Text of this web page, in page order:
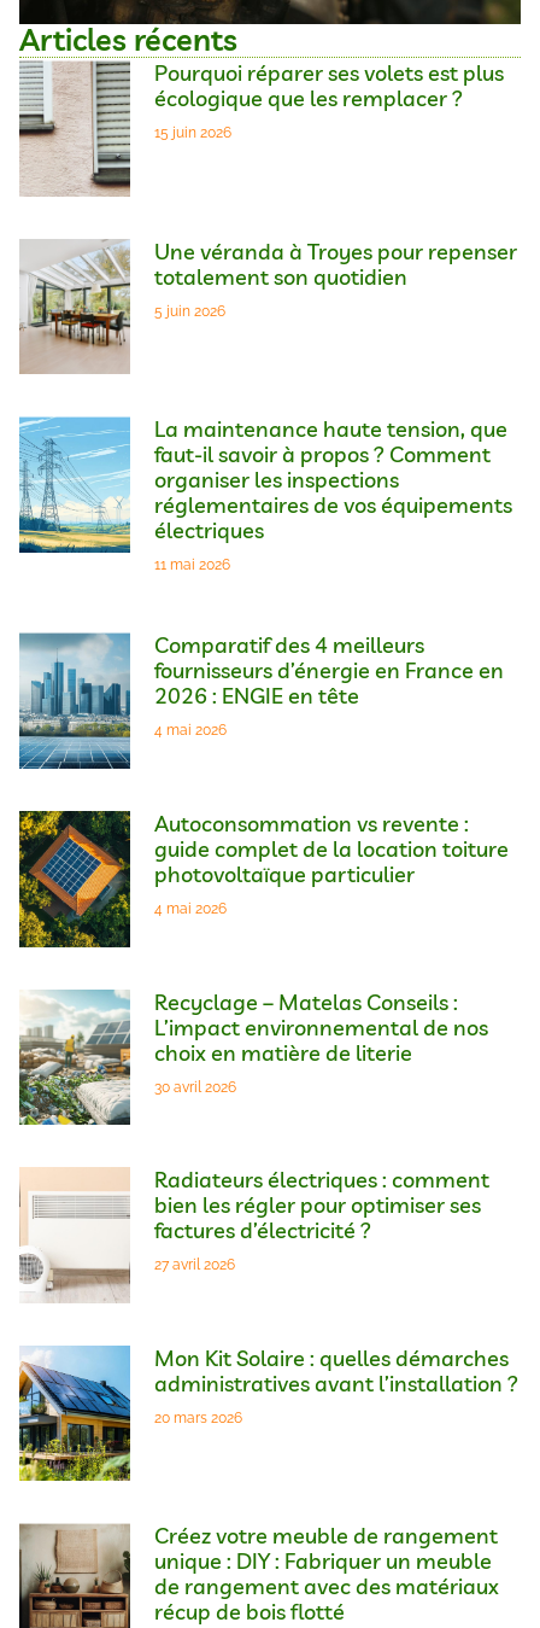
Articles récents
Pourquoi réparer ses volets est plus
écologique que les remplacer ?
15 juin 2026
Une véranda à Troyes pour repenser
totalement son quotidien
5 juin 2026
La maintenance haute tension, que
faut-il savoir à propos ? Comment
organiser les inspections
réglementaires de vos équipements
électriques
11 mai 2026
Comparatif des 4 meilleurs
fournisseurs d’énergie en France en
2026 : ENGIE en tête
4 mai 2026
Autoconsommation vs revente :
guide complet de la location toiture
photovoltaïque particulier
4 mai 2026
Recyclage – Matelas Conseils :
L’impact environnemental de nos
choix en matière de literie
30 avril 2026
Radiateurs électriques : comment
bien les régler pour optimiser ses
factures d’électricité ?
27 avril 2026
Mon Kit Solaire : quelles démarches
administratives avant l’installation ?
20 mars 2026
Créez votre meuble de rangement
unique : DIY : Fabriquer un meuble
de rangement avec des matériaux
récup de bois flotté